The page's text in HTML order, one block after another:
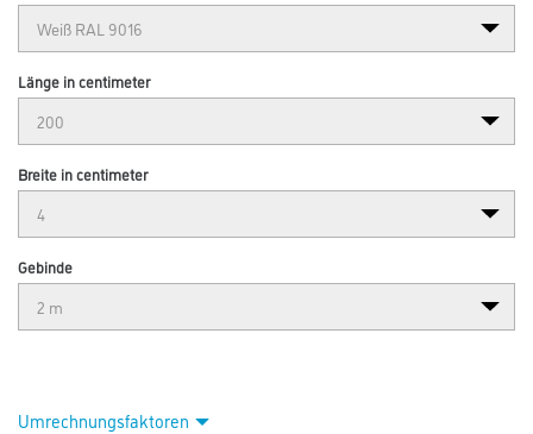
Länge in centimeter
Breite in centimeter
Gebinde
Umrechnungsfaktoren